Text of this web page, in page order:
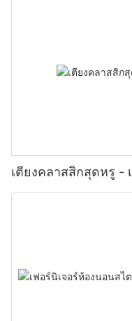
เตียงคลาสสิกสุดหรู -